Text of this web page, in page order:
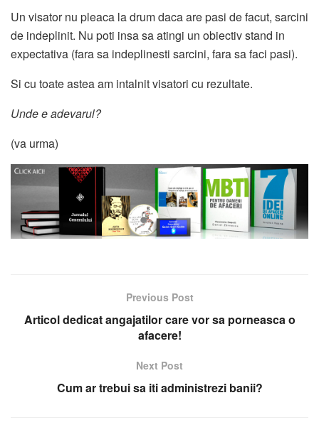
Un visator nu pleaca la drum daca are pasi de facut, sarcini
de indeplinit. Nu poti insa sa atingi un obiectiv stand in
expectativa (fara sa indeplinesti sarcini, fara sa faci pasi).
Si cu toate astea am intalnit visatori cu rezultate.
Unde e adevarul?
(va urma)
Previous Post
Articol dedicat angajatilor care vor sa porneasca o
afacere!
Next Post
Cum ar trebui sa iti administrezi banii?